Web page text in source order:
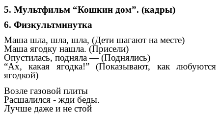
5. Мультфильм “Кошкин дом”. (кадры)
6. Физкультминутка
Маша шла, шла, шла, (Дети шагают на месте)
Маша ягодку нашла. (Присели)
Опустилась, подняла — (Поднялись)
“Ах, какая ягодка!” (Показывают, как любуются
ягодкой)
Возле газовой плиты
Расшалился - жди беды.
Лучше даже и не стой